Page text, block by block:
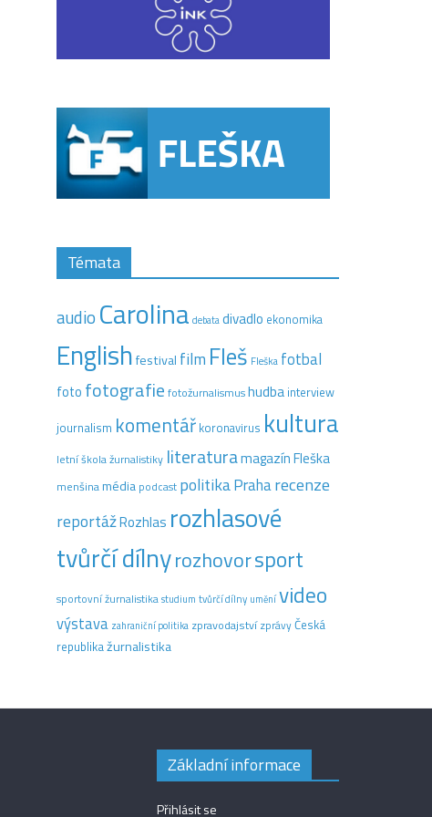
Témata
audio Carolina debatadivadlo ekonomika
Englishfestival film Fleš Fleška fotbal
foto fotografie fotožurnalismushudba interview
journalism komentář koronavirus kultura
letní škola žurnalistiky literaturamagazín Fleška
menšinamédia podcast politikaPraharecenze
reportážRozhlas rozhlasové
tvůrčí dílnyrozhovorsport
sportovní žurnalistikastudium tvůrčí dílny uměnívideo
výstava zahraniční politika zpravodajství zprávyČeská
republikažurnalistika
Základní informace
Přihlásit se